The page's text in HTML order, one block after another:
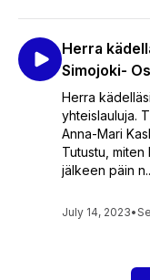
Herra
Simojoki-
Herra
yhteislauluja.
Anna-Mari
Tutustu, miten
jälkeen päin
July 14, 2023•